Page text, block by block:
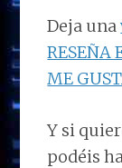
Deja una
RESEÑA
ME
Y si
podéis